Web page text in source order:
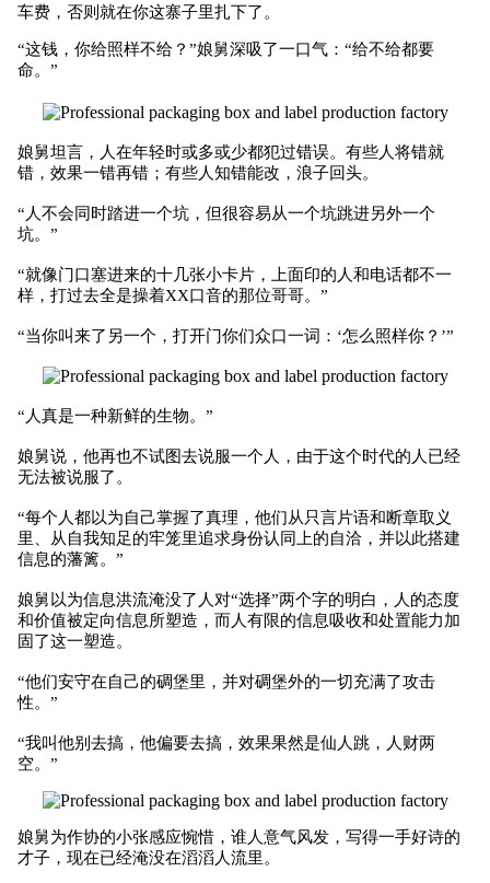
车费，否则就在你这寨子里扎下了。
“这钱，你给照样不给？”娘舅深吸了一口气：“给不给都要
命。”
娘舅坦言，人在年轻时或多或少都犯过错误。有些人将错就
错，效果一错再错；有些人知错能改，浪子回头。
“人不会同时踏进一个坑，但很容易从一个坑跳进另外一个
坑。”
“就像门口塞进来的十几张小卡片，上面印的人和电话都不一
样，打过去全是操着XX口音的那位哥哥。”
“当你叫来了另一个，打开门你们众口一词：‘怎么照样你？’”
“人真是一种新鲜的生物。”
娘舅说，他再也不试图去说服一个人，由于这个时代的人已经
无法被说服了。
“每个人都以为自己掌握了真理，他们从只言片语和断章取义
里、从自我知足的牢笼里追求身份认同上的自洽，并以此搭建
信息的藩篱。”
娘舅以为信息洪流淹没了人对“选择”两个字的明白，人的态度
和价值被定向信息所塑造，而人有限的信息吸收和处置能力加
固了这一塑造。
“他们安守在自己的碉堡里，并对碉堡外的一切充满了攻击
性。”
“我叫他别去搞，他偏要去搞，效果果然是仙人跳，人财两
空。”
娘舅为作协的小张感应惋惜，谁人意气风发，写得一手好诗的
才子，现在已经淹没在滔滔人流里。